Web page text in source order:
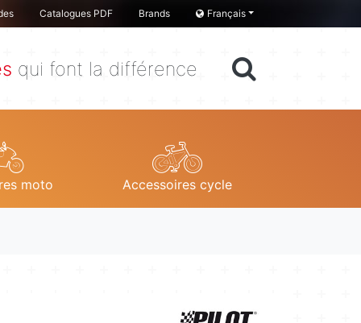
Catalogues PDF Brands Français
qui font la différence
moto Accessoires cycle